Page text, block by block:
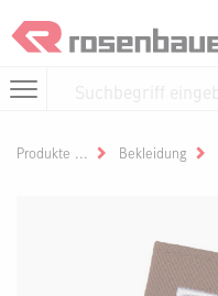
Produkte Bekleidung